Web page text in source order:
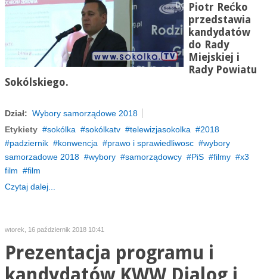
Piotr Rećko
przedstawia
kandydatów
do Rady
Miejskiej i
Rady Powiatu
Sokólskiego.
Dział: Wybory samorządowe 2018
Etykiety
sokólka sokólkatv telewizjasokolka
2018
padziernik
konwencja prawo i sprawiedliwosc
wybory
samorzadowe 2018
wybory samorządowcy PiS filmy
x3
film
film
Czytaj dalej...
wtorek, 16 październik 2018 10:41
Prezentacja programu i